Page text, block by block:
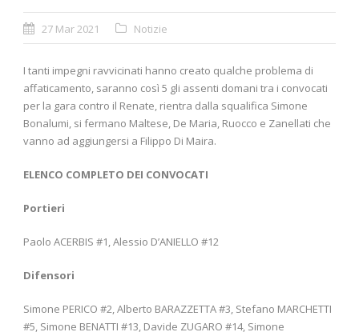
27 Mar 2021 Notizie
I tanti impegni ravvicinati hanno creato qualche problema di
affaticamento, saranno così 5 gli assenti domani tra i convocati
per la gara contro il Renate, rientra dalla squalifica Simone
Bonalumi, si fermano Maltese, De Maria, Ruocco e Zanellati che
vanno ad aggiungersi a Filippo Di Maira.
ELENCO COMPLETO DEI CONVOCATI
Portieri
Paolo ACERBIS #1, Alessio D’ANIELLO #12
Difensori
Simone PERICO #2, Alberto BARAZZETTA #3, Stefano MARCHETTI
#5, Simone BENATTI #13, Davide ZUGARO #14, Simone